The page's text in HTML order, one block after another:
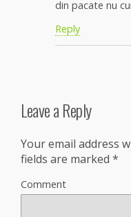
din pacate nu
Reply
Leave a Reply
Your email address
fields are marked *
Comment